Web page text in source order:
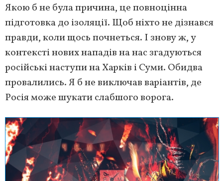
Якою б не була причина, це повноцінна
підготовка до ізоляції. Щоб ніхто не дізнався
правди, коли щось почнеться. І знову ж, у
контексті нових нападів на нас згадуються
російські наступи на Харків і Суми. Обидва
провалились. Я б не виключав варіантів, де
Росія може шукати слабшого ворога.